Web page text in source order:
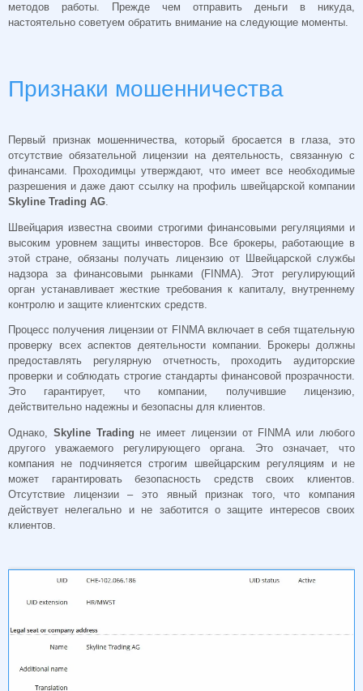
методов работы. Прежде чем отправить деньги в никуда,
настоятельно советуем обратить внимание на следующие моменты.
Признаки мошенничества
Первый признак мошенничества, который бросается в глаза, это
отсутствие обязательной лицензии на деятельность, связанную с
финансами. Проходимцы утверждают, что имеет все необходимые
разрешения и даже дают ссылку на профиль швейцарской компании
Skyline Trading AG
Швейцария известна своими строгими финансовыми регуляциями и
высоким уровнем защиты инвесторов. Все брокеры, работающие в
этой стране, обязаны получать лицензию от Швейцарской службы
надзора за финансовыми рынками (FINMA). Этот регулирующий
орган устанавливает жесткие требования к капиталу, внутреннему
контролю и защите клиентских средств.
Процесс получения лицензии от FINMA включает в себя тщательную
проверку всех аспектов деятельности компании. Брокеры должны
предоставлять регулярную отчетность, проходить аудиторские
проверки и соблюдать строгие стандарты финансовой прозрачности.
Это гарантирует, что компании, получившие лицензию,
действительно надежны и безопасны для клиентов.
Однако, Skyline Trading не имеет лицензии от FINMA или любого
другого уважаемого регулирующего органа. Это означает, что
компания не подчиняется строгим швейцарским регуляциям и не
может гарантировать безопасность средств своих клиентов.
Отсутствие лицензии – это явный признак того, что компания
действует нелегально и не заботится о защите интересов своих
клиентов.